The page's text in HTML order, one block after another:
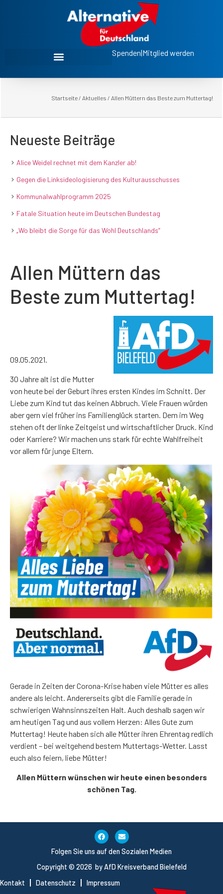
Spenden|Mitglied werden
Startseite / Aktuelles / Allen Müttern das Beste zum Muttertag!
Neueste Beiträge
Alice Weidel rechnet mit dem Kanzler ab!
Gegen die Linksideologisierung des Kulturausschusses
Kommunalwahlprogramm 2025
Fatale Situation heute im Deutschen Bundestag
„Wo bleibt die Sorge für das Wohl Deutschlands“
Allen Müttern das
Beste zum Muttertag!
09.05.2021.
30 Jahre alt ist die Mutter
von heute bei der Geburt ihres ersten Kindes im Schnitt. Der
Liebe zum Kind tut das keinen Abbruch. Viele Frauen würden
aber gern viel früher ins Familienglück starten. Dem im Weg
stehen oft der linke Zeitgeist und wirtschaftlicher Druck. Kind
oder Karriere? Wir machen uns stark für echte Wahlfreiheit
vor allem für junge Eltern.
Gerade in Zeiten der Corona-Krise haben viele Mütter es alles
andere als leicht. Andererseits gibt die Familie gerade in
schwierigen Wahnsinnszeiten Halt. Auch deshalb sagen wir
am heutigen Tag und aus vollem Herzen: Alles Gute zum
Muttertag! Heute haben sich alle Mütter ihren Ehrentag redlich
verdient – bei weitgehend bestem Muttertags-Wetter. Lasst
euch also feiern, liebe Mütter!
Allen Müttern wünschen wir heute einen besonders
schönen Tag.
Copyright © 2026 by AfD Kreisverband Bielefeld
Kontakt
Datenschutz Impressum
Folgen Sie uns auf den Sozialen Medien